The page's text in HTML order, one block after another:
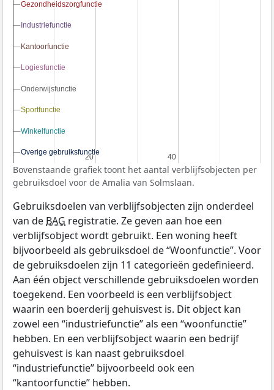
20
20 40
40
Gezondheidszorgfunctie
Gezondheidszorgfunctie
Industriefunctie
Industriefunctie
Kantoorfunctie
Kantoorfunctie
Logiesfunctie
Logiesfunctie
Onderwijsfunctie
Onderwijsfunctie
Sportfunctie
Sportfunctie
Winkelfunctie
Winkelfunctie
Overige gebruiksfunctie
Overige gebruiksfunctie
Bovenstaande grafiek toont het aantal verblijfsobjecten per
gebruiksdoel voor de Amalia van Solmslaan.
Gebruiksdoelen van verblijfsobjecten zijn onderdeel
van de BAG registratie. Ze geven aan hoe een
verblijfsobject wordt gebruikt. Een woning heeft
bijvoorbeeld als gebruiksdoel de “Woonfunctie”. Voor
de gebruiksdoelen zijn 11 categorieën gedefinieerd.
Aan één object verschillende gebruiksdoelen worden
toegekend. Een voorbeeld is een verblijfsobject
waarin een boerderij gehuisvest is. Dit object kan
zowel een “industriefunctie” als een “woonfunctie”
hebben. En een verblijfsobject waarin een bedrijf
gehuisvest is kan naast gebruiksdoel
“industriefunctie” bijvoorbeeld ook een
“kantoorfunctie” hebben.